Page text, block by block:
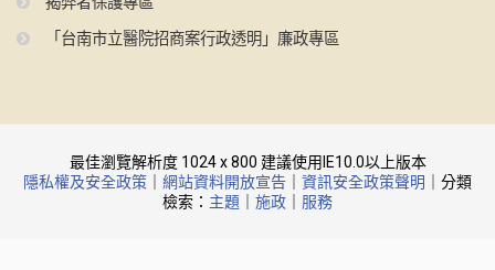
「台南市立醫院招商案行政透明」廉政專區
最佳瀏覽解析度 1024 x 800 建議使用IE10.0以上版本
隱私權及安全政策
網站資料開放宣告 資訊安全政策聲明
｜分類
檢索： 主題 施政 服務